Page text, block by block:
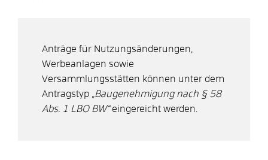
Anträge für Nutzungsänderungen,
Werbeanlagen sowie
Versammlungsstätten können unter dem
Antragstyp „Baugenehmigung nach § 58
Abs. 1 LBO BW“eingereicht werden.